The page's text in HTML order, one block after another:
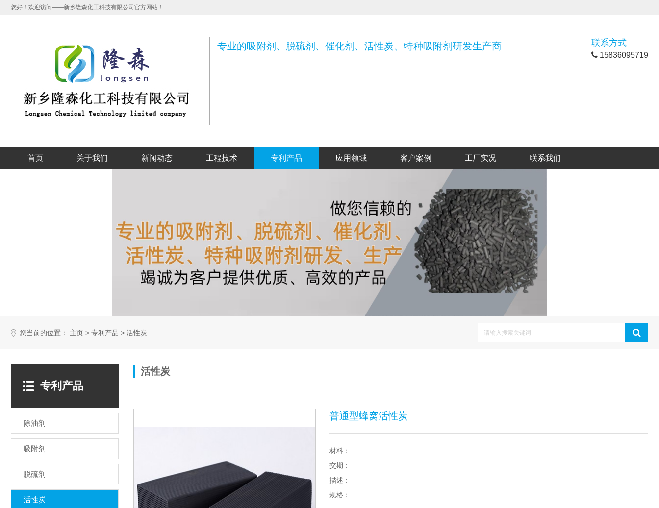
您好！欢迎访问——新乡隆森化工科技有限公司官方网站！
专业的吸附剂、脱硫剂、催化剂、活性炭、特种吸附剂研发生产商 联系方式
15836095719
首页 关于我们 新闻动态 工程技术 专利产品 应用领域 客户案例 工厂实况 联系我们
您当前的位置： 主页 > 专利产品 > 活性炭
专利产品
除油剂
吸附剂
脱硫剂
活性炭
活性炭
普通型蜂窝活性炭
材料：
交期：
描述：
规格：